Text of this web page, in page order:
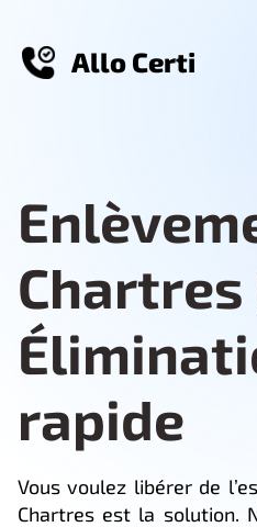
Allo Certi
rapide
Vous voulez libérer de
Chartres est la solution.